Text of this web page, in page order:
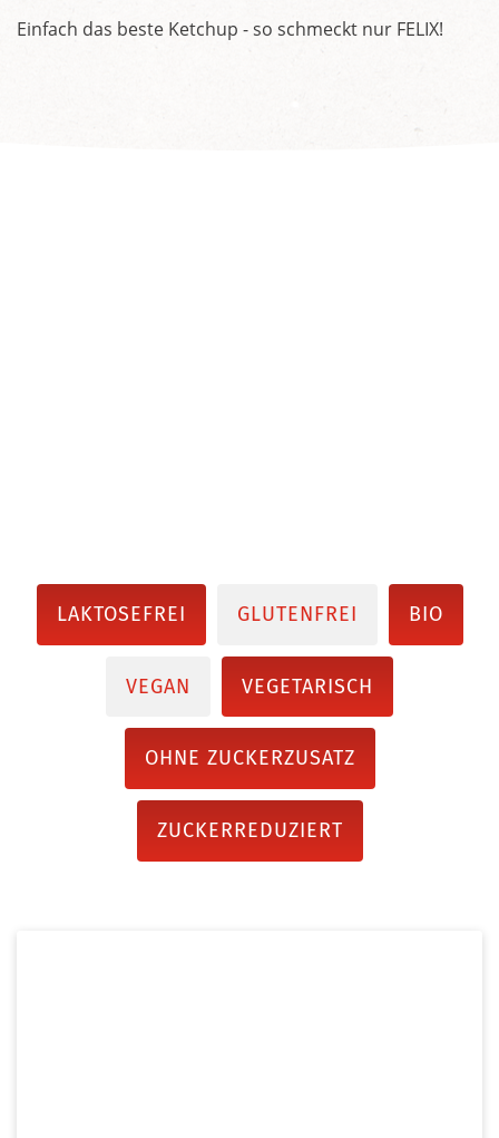
Einfach das beste Ketchup - so schmeckt nur FELIX!
LAKTOSEFREI GLUTENFREI BIO
VEGAN VEGETARISCH
OHNE ZUCKERZUSATZ
ZUCKERREDUZIERT